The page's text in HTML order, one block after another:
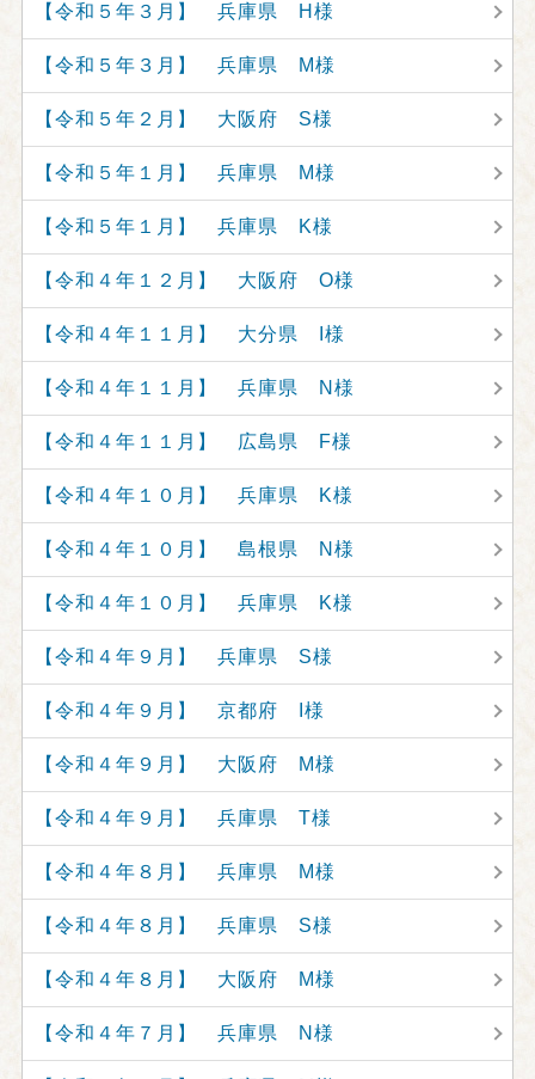
【令和５年３月】 兵庫県 H様
【令和５年３月】 兵庫県 M様
【令和５年２月】 大阪府 S様
【令和５年１月】 兵庫県 M様
【令和５年１月】 兵庫県 K様
【令和４年１２月】 大阪府 O様
【令和４年１１月】 大分県 I様
【令和４年１１月】 兵庫県 N様
【令和４年１１月】 広島県 F様
【令和４年１０月】 兵庫県 K様
【令和４年１０月】 島根県 N様
【令和４年１０月】 兵庫県 K様
【令和４年９月】 兵庫県 S様
【令和４年９月】 京都府 I様
【令和４年９月】 大阪府 M様
【令和４年９月】 兵庫県 T様
【令和４年８月】 兵庫県 M様
【令和４年８月】 兵庫県 S様
【令和４年８月】 大阪府 M様
【令和４年７月】 兵庫県 N様